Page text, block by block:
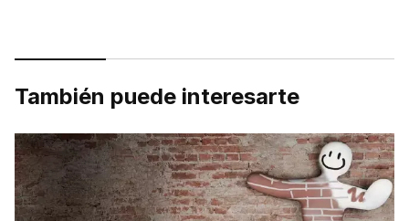
También puede interesarte